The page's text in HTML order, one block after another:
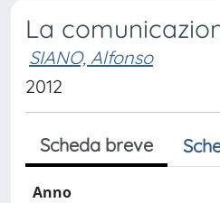
La
SIANO, Alfonso
2012
Scheda breve
Anno